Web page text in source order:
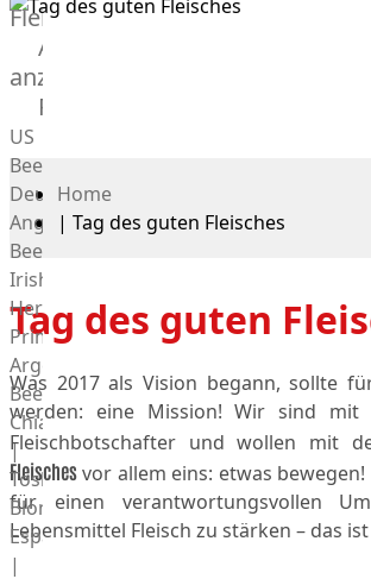
Fleisch
Alle
anzeigen
Rind
US
Beef
Deutsches
Angus
Beef
Irish
Hereford
Prime
Argentina
Beef
Chianina
|
Toskana
Blonda
Espanola
|
Home
| Tag des guten Fleisches
Tag des guten
Was 2017 als Vision begann, sollte
werden: eine Mission! Wir sind mit
Fleischbotschafter und wollen mit
Fleisches vor allem eins: etwas bewegen!
für einen verantwortungsvollen
Lebensmittel Fleisch zu stärken – das